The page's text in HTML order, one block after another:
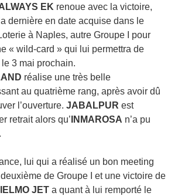
EK renoue avec la victoire,
dernière en date acquise dans le
à Naples, autre Groupe I pour
« wild-card » qui lui permettra de
3 mai prochain.
réalise une très belle
au quatrième rang, après avoir dû
l’ouverture. JABALPUR est
retrait alors qu’ INMAROSA n’a pu
lui qui a réalisé un bon meeting
de Groupe I et une victoire de
JET a quant à lui remporté le